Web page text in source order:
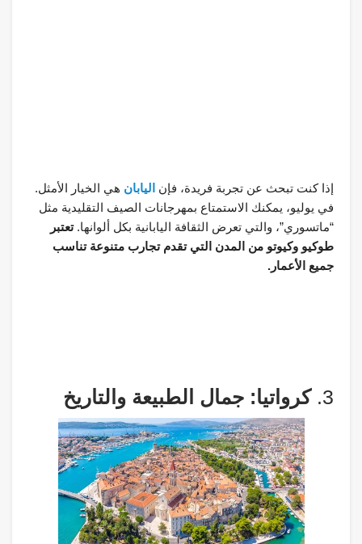
إذا كنت تبحث عن تجربة فريدة، فإن اليابان هي الخيار الأمثل.
في يوليو، يمكنك الاستمتاع بمهرجانات الصيف التقليدية مثل
“ماتسوري”، والتي تعرض الثقافة اليابانية بكل ألوانها.تعتبر
طوكيو وكيوتو من المدن التي تقدم تجارب متنوعة تناسب
جميع الأعمار.
3. كرواتيا: جمال الطبيعة والتاريخ